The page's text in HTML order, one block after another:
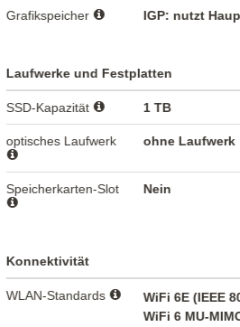
Grafikspeicher IGP: nutzt
Laufwerke und Festplatten
SSD-Kapazität 1 TB
optisches Laufwerk ohne Laufwerk
Speicherkarten-Slot Nein
Konnektivität
WLAN-Standards
WiFi 6E (IEEE
WiFi 6 MU-